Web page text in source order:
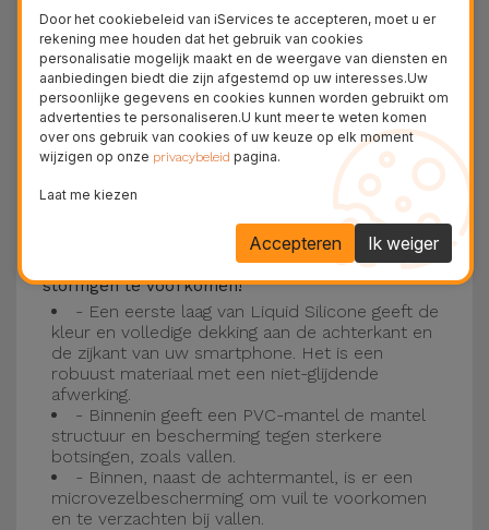
15, 14, 13, 12 onder meer en het nieuwste model
van de Apple, deiPhone 16eniPhone 17.
Drie-laagse bescherming met de
siliconen kappen
Onze iPhone siliconen hoesjes hebben een
robuuste, kwalitatieve constructie met een
drielaagse constructie om ongelukken en
storingen te voorkomen!
- Een eerste laag van Liquid Silicone geeft de
kleur en volledige dekking aan de achterkant en
de zijkant van uw smartphone. Het is een
robuust materiaal met een niet-glijdende
afwerking.
- Binnenin geeft een PVC-mantel de mantel
structuur en bescherming tegen sterkere
botsingen, zoals vallen.
- Binnen, naast de achtermantel, is er een
microvezelbescherming om vuil te voorkomen
en te verzachten bij vallen.
Door het cookiebeleid van iServices te accepteren, moet u er
rekening mee houden dat het gebruik van cookies
personalisatie mogelijk maakt en de weergave van diensten en
aanbiedingen biedt die zijn afgestemd op uw interesses.Uw
persoonlijke gegevens en cookies kunnen worden gebruikt om
advertenties te personaliseren.U kunt meer te weten komen
over ons gebruik van cookies of uw keuze op elk moment
wijzigen op onze privacybeleid pagina.
Laat me kiezen
Ik weiger
Accepteren